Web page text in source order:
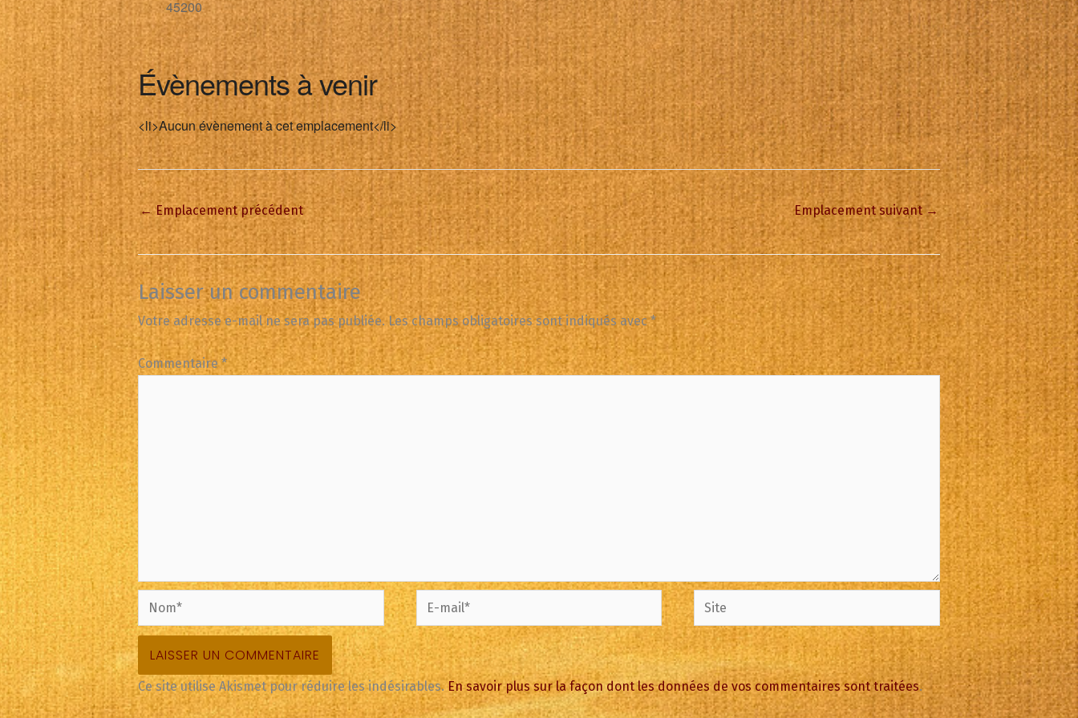
45200
Évènements à venir
<li>Aucun évènement à cet emplacement</li>
←Emplacement précédent Emplacement suivant→
Laisser un commentaire
Votre adresse e-mail ne sera pas publiée. Les champs obligatoires sont indiqués avec*
Commentaire*
Nom*
E-
mail*
Site
Ce site utilise Akismet pour réduire les indésirables.En savoir plus sur la façon dont les données de vos commentaires sont traitées.